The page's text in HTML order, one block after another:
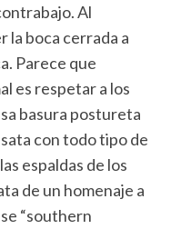
Al
la boca cerrada a
Parece que
es respetar a los
basura postureta
con todo tipo de
espaldas de los
de un homenaje a
“southern